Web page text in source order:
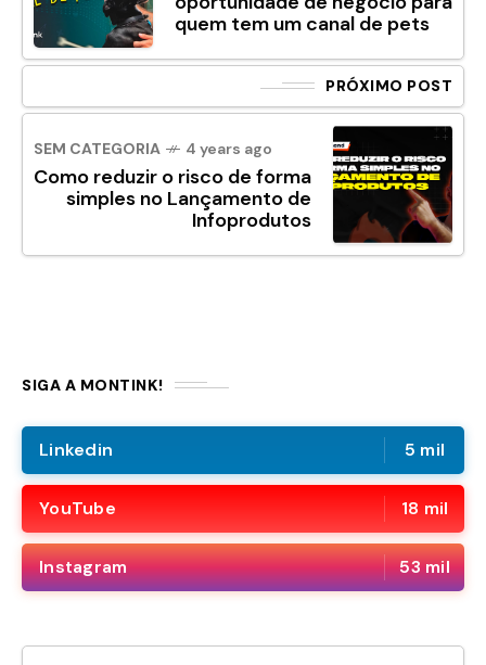
quem tem um canal de pets
PRÓXIMO POST
SEM CATEGORIA 4 years ago
Como reduzir o risco de forma
simples no Lançamento de
Infoprodutos
SIGA A MONTINK!
Linkedin 5 mil
YouTube 18 mil
Instagram 53 mil